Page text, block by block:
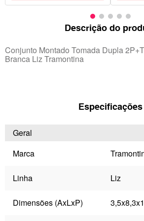
Descrição do
Conjunto Montado Tomada Dupla
Branca Liz Tramontina
Especificações
Geral
Marca
Linha Liz
Dimensões (AxLxP)